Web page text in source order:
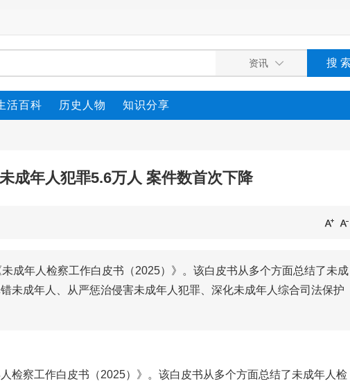
活百科 历史人物 知识分享
成年人犯罪5.6万人 案件数首次下降
成年人检察工作白皮书（2025）》。该白皮书从多个方面总结了未成
未成年人、从严惩治侵害未成年人犯罪、深化未成年人综合司法保护
检察工作白皮书（2025）》。该白皮书从多个方面总结了未成年人检